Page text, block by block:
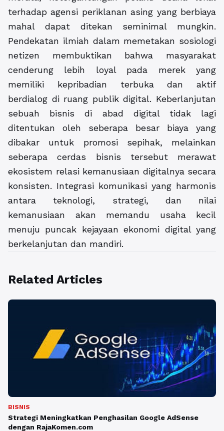
terhadap agensi periklanan asing yang berbiaya
mahal dapat ditekan seminimal mungkin.
Pendekatan ilmiah dalam memetakan sosiologi
netizen membuktikan bahwa masyarakat
cenderung lebih loyal pada merek yang
memiliki kepribadian terbuka dan aktif
berdialog di ruang publik digital. Keberlanjutan
sebuah bisnis di abad digital tidak lagi
ditentukan oleh seberapa besar biaya yang
dibakar untuk promosi sepihak, melainkan
seberapa cerdas bisnis tersebut merawat
ekosistem relasi kemanusiaan digitalnya secara
konsisten. Integrasi komunikasi yang harmonis
antara teknologi, strategi, dan nilai
kemanusiaan akan memandu usaha kecil
menuju puncak kejayaan ekonomi digital yang
berkelanjutan dan mandiri.
Related Articles
BISNIS
Strategi Meningkatkan Penghasilan Google AdSense
dengan RajaKomen.com